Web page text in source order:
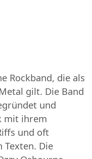
Rockband, die als
gilt. Die Band
und
mit ihrem
und oft
Texten. Die